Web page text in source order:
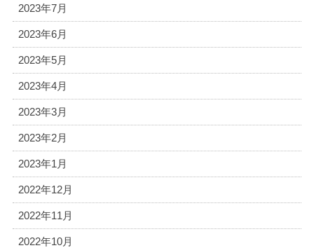
2023年7月
2023年6月
2023年5月
2023年4月
2023年3月
2023年2月
2023年1月
2022年12月
2022年11月
2022年10月